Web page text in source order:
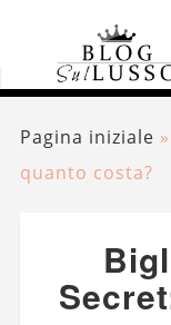
Pagina iniziale »
quanto costa?